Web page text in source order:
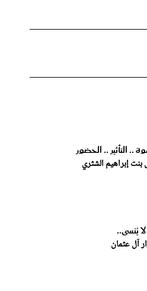
.. التأثير .. الحضور
بنت إبراهيم الشثري
لا يُنسى..
آل عثمان